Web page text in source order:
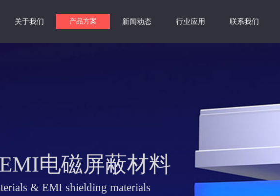
关于我们 产品方案 新闻动态 行业应用 联系我们
电磁屏蔽材料
& EMI shielding materials